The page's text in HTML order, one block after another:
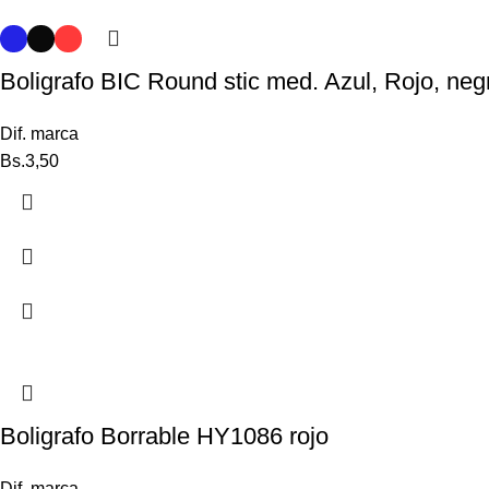
Boligrafo BIC Round stic med. Azul, Rojo,
Dif. marca
Bs.3,50
Boligrafo Borrable HY1086 rojo